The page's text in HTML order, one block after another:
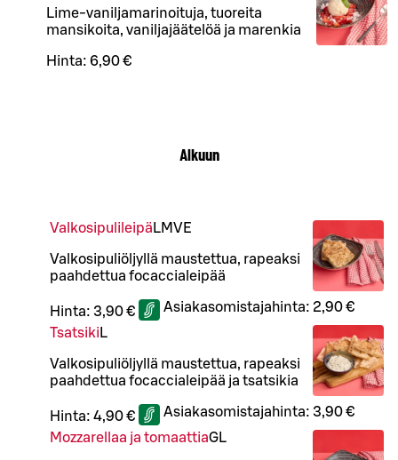
Lime-vaniljamarinoituja, tuoreita
mansikoita, vaniljajäätelöä ja marenkia
Hinta: 6,90 €
Alkuun
Valkosipulileipä LMVE
Valkosipuliöljyllä maustettua, rapeaksi
paahdettua focaccialeipää
Hinta: 3,90 € Asiakasomistajahinta: 2,90 €
Tsatsiki L
Valkosipuliöljyllä maustettua, rapeaksi
paahdettua focaccialeipää ja tsatsikia
Hinta: 4,90 € Asiakasomistajahinta: 3,90 €
Mozzarellaa ja tomaattiaGL